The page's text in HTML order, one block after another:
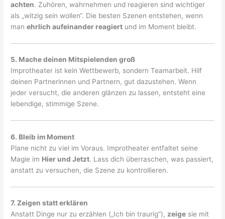
achten. Zuhören, wahrnehmen und reagieren sind wichtiger
als „witzig sein wollen“. Die besten Szenen entstehen, wenn
manehrlich aufeinander reagiert und im Moment bleibt.
5. Mache deinen Mitspielenden groß
Improtheater ist kein Wettbewerb, sondern Teamarbeit. Hilf
deinen Partnerinnen und Partnern, gut dazustehen. Wenn
jeder versucht, die anderen glänzen zu lassen, entsteht eine
lebendige, stimmige Szene.
6. Bleib im Moment
Plane nicht zu viel im Voraus. Improtheater entfaltet seine
Magie im Hier und Jetzt. Lass dich überraschen, was passiert,
anstatt zu versuchen, die Szene zu kontrollieren.
7. Zeigen statt erklären
Anstatt Dinge nur zu erzählen („Ich bin traurig“), zeige sie mit